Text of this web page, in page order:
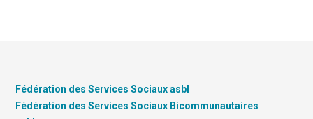
Fédération des Services Sociaux asbl
Fédération des Services Sociaux Bicommunautaires